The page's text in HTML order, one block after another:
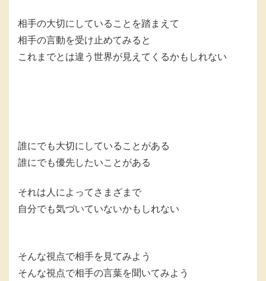
相手の大切にしていることを踏まえて
相手の言動を受け止めてみると
これまでとは違う世界が見えてくるかもしれない
誰にでも大切にしていることがある
誰にでも優先したいことがある
それは人によってさまざまで
自分でも気づいていないかもしれない
そんな視点で相手を見てみよう
そんな視点で相手の言葉を聞いてみよう